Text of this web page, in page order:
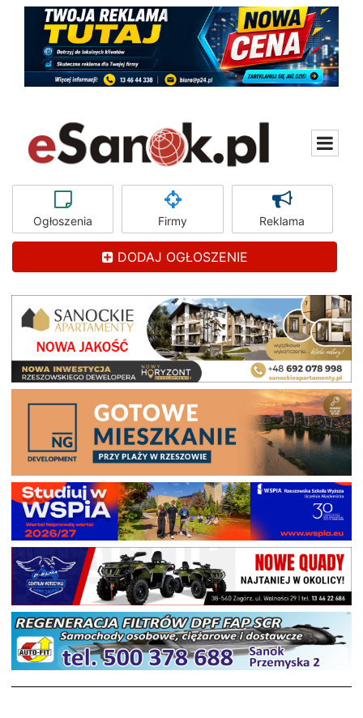
Ogłoszenia Firmy Reklama
DODAJ OGŁOSZENIE